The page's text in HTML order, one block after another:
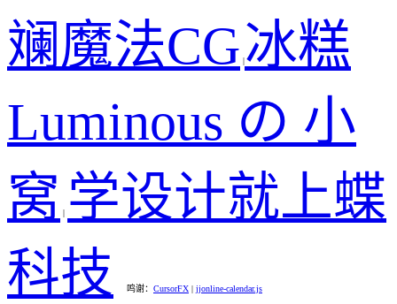
斓魔法CG |冰糕
Luminous の 小
窝
| 学设计就上蝶
科技
鸣谢： CursorFX | jjonline-calendar.js